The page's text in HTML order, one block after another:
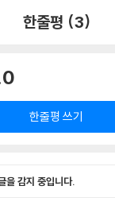
한줄평 (3)
한줄평 쓰기
을 감지 중입니다.